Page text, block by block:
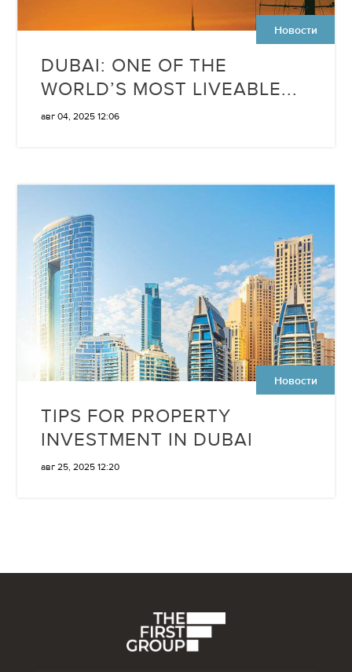
Новости
DUBAI: ONE OF THE
WORLD’S MOST LIVEABLE...
авг 04, 2025 12:06
Новости
TIPS FOR PROPERTY
INVESTMENT IN DUBAI
авг 25, 2025 12:20